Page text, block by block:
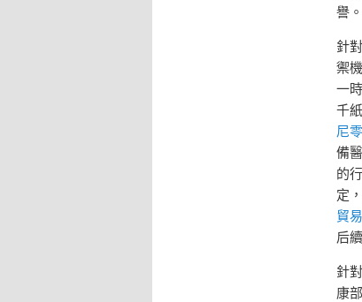
譽
針
禦
一
千
尼
備
的
定
貿
后
針
康